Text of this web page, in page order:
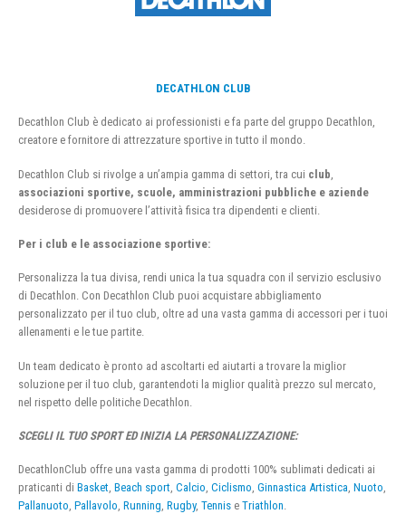
DECATHLON CLUB
Decathlon Club è dedicato ai professionisti e fa parte del gruppo Decathlon,
creatore e fornitore di attrezzature sportive in tutto il mondo.
Decathlon Club si rivolge a un’ampia gamma di settori, tra cui club
associazioni sportive, scuole, amministrazioni pubbliche e aziende
desiderose di promuovere l’attività fisica tra dipendenti e clienti.
Per i club e le associazione sportive:
Personalizza la tua divisa, rendi unica la tua squadra con il servizio esclusivo
di Decathlon. Con Decathlon Club puoi acquistare abbigliamento
personalizzato per il tuo club, oltre ad una vasta gamma di accessori per i tuoi
allenamenti e le tue partite.
Un team dedicato è pronto ad ascoltarti ed aiutarti a trovare la miglior
soluzione per il tuo club, garantendoti la miglior qualità prezzo sul mercato,
nel rispetto delle politiche Decathlon.
SCEGLI IL TUO SPORT ED INIZIA LA PERSONALIZZAZIONE:
DecathlonClub offre una vasta gamma di prodotti 100% sublimati dedicati ai
praticanti di Basket, Beach sport, Calcio, Ciclismo, Ginnastica Artistica, Nuoto,
Pallanuoto, Pallavolo, Running, Rugby, Tennis e Triathlon.